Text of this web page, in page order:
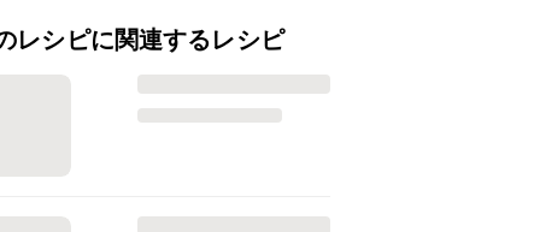
レシピに関連するレシピ